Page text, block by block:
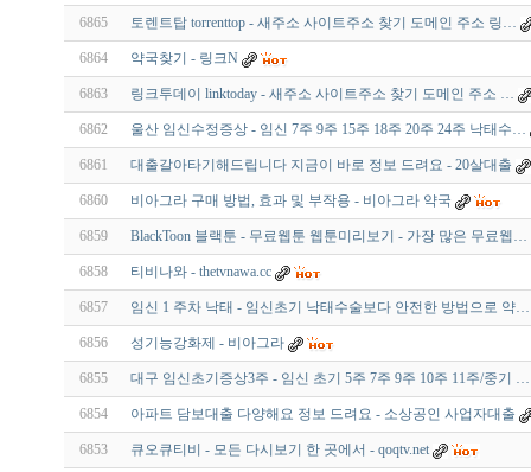
6865 토렌트탑 torrenttop - 새주소 사이트주소 찾기 도메인 주소 링…
6864 약국찾기 - 링크N
6863 링크투데이 linktoday - 새주소 사이트주소 찾기 도메인 주소 …
6862 울산 임신수정증상 - 임신 7주 9주 15주 18주 20주 24주 낙태수…
6861 대출갈아타기해드립니다 지금이 바로 정보 드려요 - 20살대출
6860 비아그라 구매 방법, 효과 및 부작용 - 비아그라 약국
6859 BlackToon 블랙툰 - 무료웹툰 웹툰미리보기 - 가장 많은 무료웹…
6858 티비나와 - thetvnawa.cc
6857 임신 1 주차 낙태 - 임신초기 낙태수술보다 안전한 방법으로 약…
6856 성기능강화제 - 비아그라
6855 대구 임신초기증상3주 - 임신 초기 5주 7주 9주 10주 11주/중기 …
6854 아파트 담보대출 다양해요 정보 드려요 - 소상공인 사업자대출
6853 큐오큐티비 - 모든 다시보기 한 곳에서 - qoqtv.net